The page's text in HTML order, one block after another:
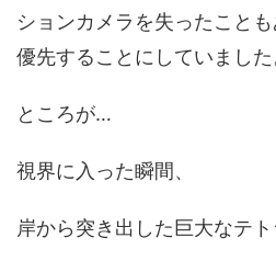
ションカメラを失ったこと
優先することにしていました
ところが…
視界に入った瞬間、
岸から突き出した巨大なテト